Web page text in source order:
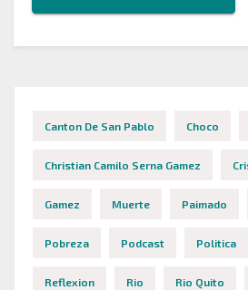
Canton De San Pablo Choco
Christian Camilo Serna Gamez
Gamez Muerte Paimado
Pobreza Podcast Politica
Reflexion Rio Rio Quito